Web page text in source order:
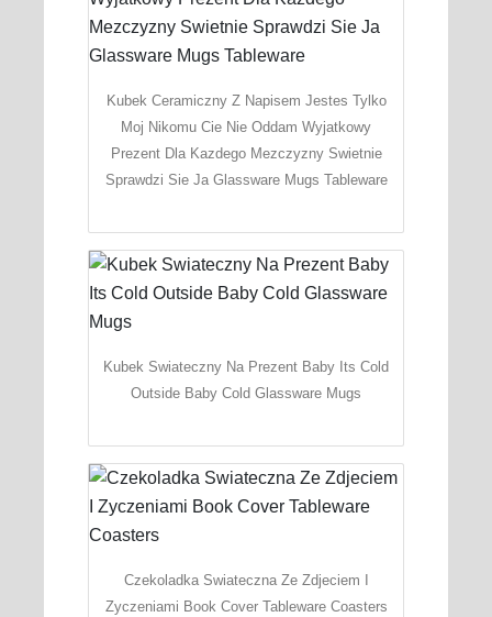
Kubek Ceramiczny Z Napisem Jestes Tylko
Moj Nikomu Cie Nie Oddam Wyjatkowy
Prezent Dla Kazdego Mezczyzny Swietnie
Sprawdzi Sie Ja Glassware Mugs Tableware
Kubek Swiateczny Na Prezent Baby Its Cold
Outside Baby Cold Glassware Mugs
Czekoladka Swiateczna Ze Zdjeciem I
Zyczeniami Book Cover Tableware Coasters